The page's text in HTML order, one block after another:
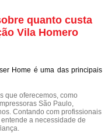
quanto custa
Vila Homero
Home é uma das principais
que oferecemos, como
São Paulo,
Contando com profissionais
a necessidade de